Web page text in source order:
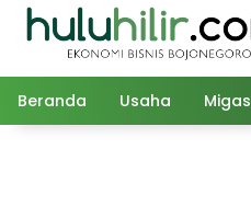
Langsung
Beranda Usaha Migas